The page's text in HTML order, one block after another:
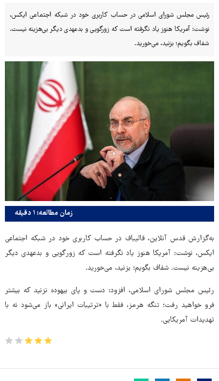
رئیس مجلس شورای اسلامی در حساب کاربری خود در شبکه اجتماعی ایکس،
نوشت: آمریکا هنوز یاد نگرفته است که زورگویی و بدعهدی دیگر بی‌هزینه نیست.
شفاف بگویم؛ بزنید، می‌خورید.
زمان مطالعه: ۱ دقیقه
به‌گزارش قدس آنلاین، قالیباف در حساب کاربری خود در شبکه اجتماعی
ایکس، نوشت: آمریکا هنوز یاد نگرفته است که زورگویی و بدعهدی دیگر
بی‌هزینه نیست. شفاف بگویم؛ بزنید، می‌خورید.
رئیس مجلس شورای اسلامی، افزود: دست و پای بیهوده نزنید که بیشتر
فرو خواهید رفت؛ تنگه هرمز، فقط با «ترتیبات ایرانی» باز می‌شود نه با
تهدیدات آمریکایی.